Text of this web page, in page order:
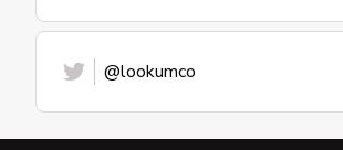
@lookumco